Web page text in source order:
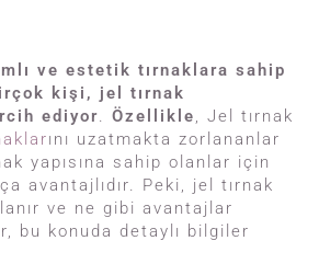
ve estetik tırnaklara sahip
kişi, jel tırnak
ediyor. Özellikle, Jel tırnak
ını uzatmakta zorlananlar
yapısına sahip olanlar için
avantajlıdır. Peki, jel tırnak
ve ne gibi avantajlar
bu konuda detaylı bilgiler